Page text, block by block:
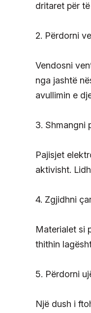
dritaret për
2. Përdorni
Vendosni
nga jashtë
avullimin e
3. Shmangni
Pajisjet
aktivisht.
4. Zgjidhni
Materialet si
thithin
5. Përdorni
Një dush i